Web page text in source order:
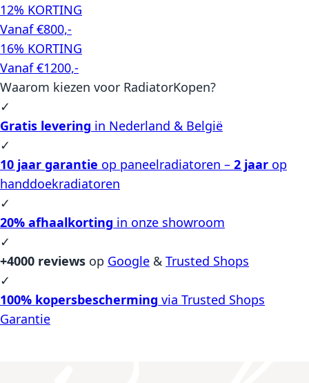
12% KORTING
Vanaf €800,-
16% KORTING
Vanaf €1200,-
Waarom kiezen voor RadiatorKopen?
✓
Gratis levering in Nederland & België
✓
10 jaar garantie op paneelradiatoren – 2 jaar op
handdoekradiatoren
✓
20% afhaalkorting in onze showroom
✓
+4000 reviews op Google & Trusted Shops
✓
100% kopersbescherming via Trusted Shops
Garantie